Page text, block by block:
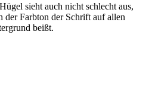
sieht auch nicht schlecht aus,
der Farbton der Schrift auf allen
beißt.